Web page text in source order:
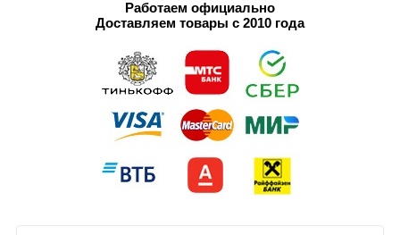
Работаем официально
Доставляем товары с 2010 года